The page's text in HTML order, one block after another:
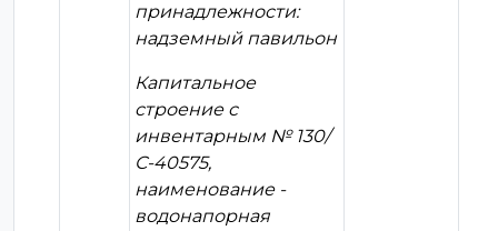
принадлежности:
надземный павильон
Капитальное
строение с
инвентарным № 130/
С-40575,
наименование -
водонапорная